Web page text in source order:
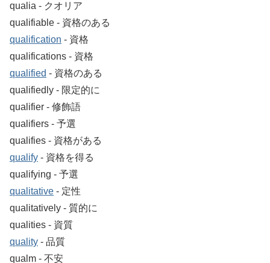
qualia ‐ クオリア
qualifiable ‐ 資格のある
qualification ‐ 資格
qualifications ‐ 資格
qualified ‐ 資格のある
qualifiedly ‐ 限定的に
qualifier ‐ 修飾語
qualifiers ‐ 予選
qualifies ‐ 資格がある
qualify ‐ 資格を得る
qualifying ‐ 予選
qualitative ‐ 定性
qualitatively ‐ 質的に
qualities ‐ 資質
quality ‐ 品質
qualm ‐ 不安